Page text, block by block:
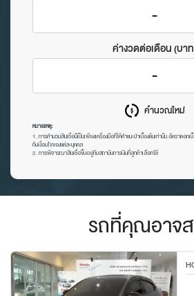
-
ค่างวดต่อเดือน (บา
-
คำนวณใหม่
หมายเหตุ:
1. การคํานวนสินเชื่อน้ีเป็นเพียงเครื่องมือที่ให้คําแนะนําเบื้องต้นเท่าน้ัน อัตราดอกเ
กับเงื่อนไขของแต่ละบุคคล
2. การพิจารณาสินเชื่อขึ้นอยู่กับสถาบันการเงินที่ลูกค้าเลือกใช้
รถที่คุณอาจ